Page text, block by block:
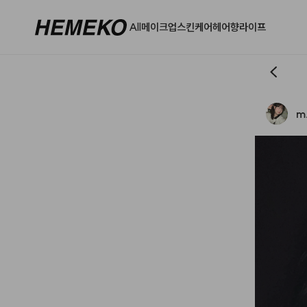
All메이크업스킨케어헤어향라이프